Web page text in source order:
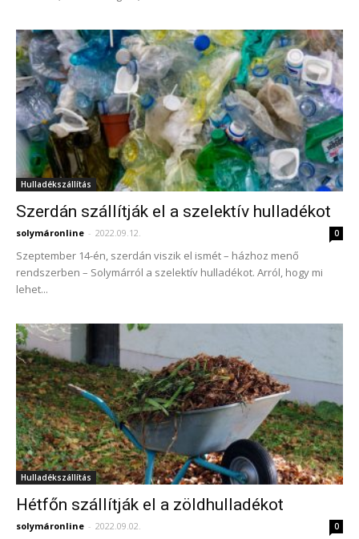
Hulladékszállítás
Szerdán szállítják el a szelektív hulladékot
solymáronline - 2022.09.12. 0
Szeptember 14-én, szerdán viszik el ismét – házhoz menő
rendszerben – Solymárról a szelektív hulladékot. Arról, hogy mi
lehet...
Hulladékszállítás
Hétfőn szállítják el a zöldhulladékot
solymáronline - 2022.09.02. 0